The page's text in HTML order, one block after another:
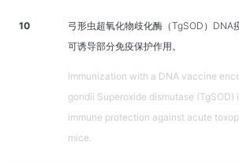
10
弓形虫超氧化物歧化酶（TgSOD）DNA
可诱导部分免疫保护作用。
Immunization with a DNA vaccine
gondii Superoxide dismutase (TgSOD)
immune protection against acute
mice.